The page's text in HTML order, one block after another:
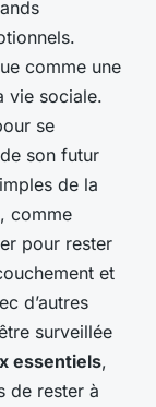
comme une
vie sociale.
se
son futur
de la
comme
pour rester
et
d’autres
surveillée
essentiels,
de rester à